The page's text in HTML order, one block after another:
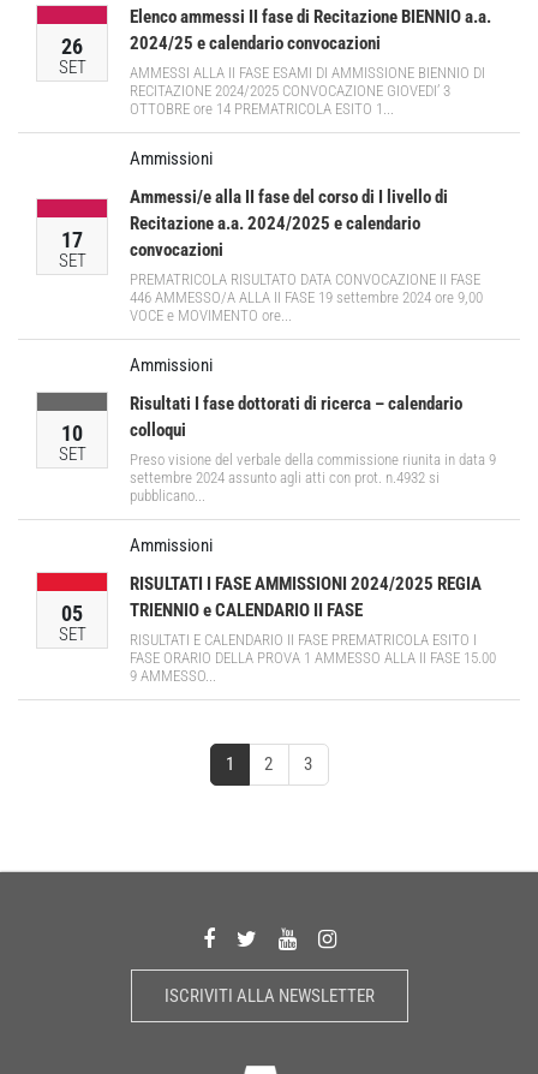
26
SET
Elenco ammessi II fase di Recitazione BIENNIO a.a.
2024/25 e calendario convocazioni
AMMESSI ALLA II FASE ESAMI DI AMMISSIONE BIENNIO DI
RECITAZIONE 2024/2025 CONVOCAZIONE GIOVEDI’ 3
OTTOBRE ore 14 PREMATRICOLA ESITO 1...
17
SET
Ammissioni
Ammessi/e alla II fase del corso di I livello di
Recitazione a.a. 2024/2025 e calendario
convocazioni
PREMATRICOLA RISULTATO DATA CONVOCAZIONE II FASE
446 AMMESSO/A ALLA II FASE 19 settembre 2024 ore 9,00
VOCE e MOVIMENTO ore...
10
SET
Ammissioni
Risultati I fase dottorati di ricerca – calendario
colloqui
Preso visione del verbale della commissione riunita in data 9
settembre 2024 assunto agli atti con prot. n.4932 si
pubblicano...
05
SET
Ammissioni
RISULTATI I FASE AMMISSIONI 2024/2025 REGIA
TRIENNIO e CALENDARIO II FASE
RISULTATI E CALENDARIO II FASE PREMATRICOLA ESITO I
FASE ORARIO DELLA PROVA 1 AMMESSO ALLA II FASE 15.00
9 AMMESSO...
1 2 3
ISCRIVITI ALLA NEWSLETTER